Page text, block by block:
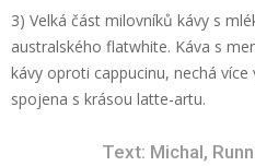
3) Velká část milovníků kávy s
australského flatwhite. Káva s
kávy oproti cappucinu, nechá
spojena s krásou latte-artu.
Text: Michal,